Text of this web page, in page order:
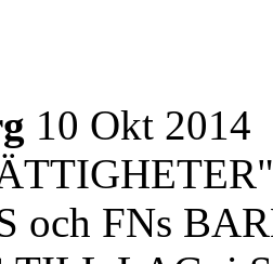
10 Okt 2014
och FNs